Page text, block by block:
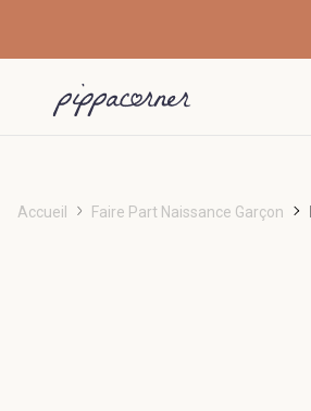
Accueil Faire Part Naissance Garçon